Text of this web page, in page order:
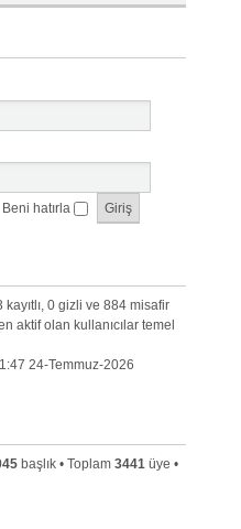
Beni hatırla
kayıtlı, 0 gizli ve 884 misafir
aktif olan kullanıcılar temel
24-Temmuz-2026
başlık • Toplam 3441üye •